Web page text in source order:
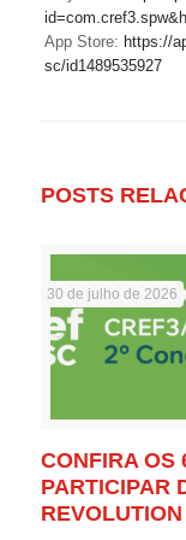
App Store: https://
sc/id1489535927
POSTS
30 de julho de 2026
CONFIRA OS
PARTICIPAR
REVOLUTION